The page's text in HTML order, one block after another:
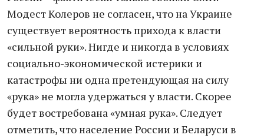
Модест Колеров не согласен, что на Украине
существует вероятность прихода к власти
«сильной руки». Нигде и никогда в условиях
социально-экономической истерики и
катастрофы ни одна претендующая на силу
«рука» не могла удержаться у власти. Скорее
будет востребована «умная рука». Следует
отметить, что население России и Беларуси в